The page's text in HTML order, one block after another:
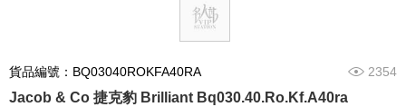
貨品編號：BQ03040ROKFA40RA 2354
Jacob & Co 捷克豹 Brilliant Bq030.40.Ro.Kf.A40ra